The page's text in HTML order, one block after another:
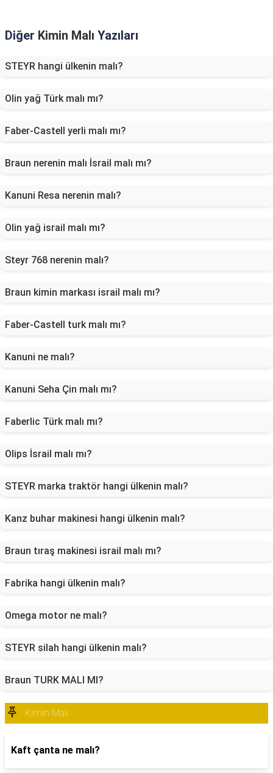
Diğer Kimin Malı Yazıları
STEYR hangi ülkenin malı?
Olin yağ Türk malı mı?
Faber-Castell yerli malı mı?
Braun nerenin malı İsrail malı mı?
Kanuni Resa nerenin malı?
Olin yağ israil malı mı?
Steyr 768 nerenin malı?
Braun kimin markası israil malı mı?
Faber-Castell turk malı mı?
Kanuni ne malı?
Kanuni Seha Çin malı mı?
Faberlic Türk malı mı?
Olips İsrail malı mı?
STEYR marka traktör hangi ülkenin malı?
Kanz buhar makinesi hangi ülkenin malı?
Braun tıraş makinesi israil malı mı?
Fabrika hangi ülkenin malı?
Omega motor ne malı?
STEYR silah hangi ülkenin malı?
Braun TURK MALI MI?
Kimin Malı
Kaft çanta ne malı?